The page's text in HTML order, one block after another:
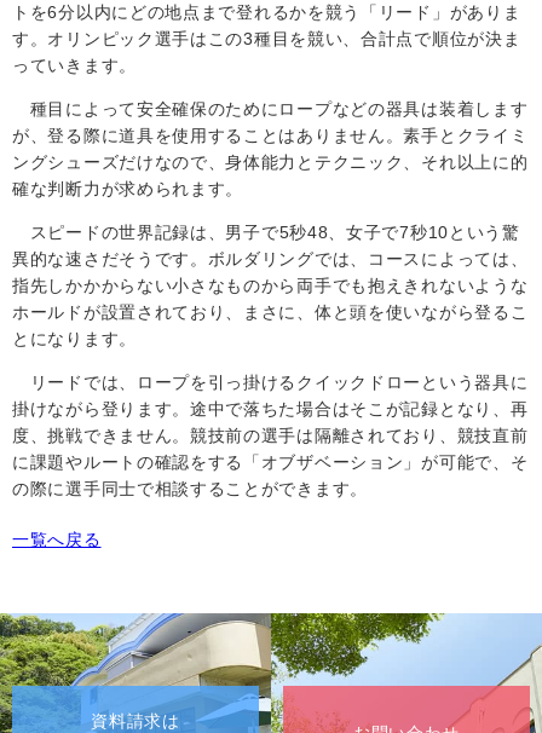
トを6分以内にどの地点まで登れるかを競う「リード」がありま
す。オリンピック選手はこの3種目を競い、合計点で順位が決ま
っていきます。
種目によって安全確保のためにロープなどの器具は装着します
が、登る際に道具を使用することはありません。素手とクライミ
ングシューズだけなので、身体能力とテクニック、それ以上に的
確な判断力が求められます。
スピードの世界記録は、男子で5秒48 、女子で7秒10という驚
異的な速さだそうです。ボルダリングでは、コースによっては、
指先しかかからない小さなものから両手でも抱えきれないような
ホールドが設置されており、まさに、体と頭を使いながら登るこ
とになります。
リードでは、ロープを引っ掛けるクイックドローという器具に
掛けながら登ります。途中で落ちた場合はそこが記録となり、再
度、挑戦できません。競技前の選手は隔離されており、競技直前
に課題やルートの確認をする「オブザベーション」が可能で、そ
の際に選手同士で相談することができます。
一覧へ戻る
資料請求は